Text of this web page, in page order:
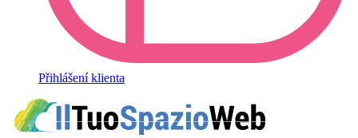
Přihlášení klienta